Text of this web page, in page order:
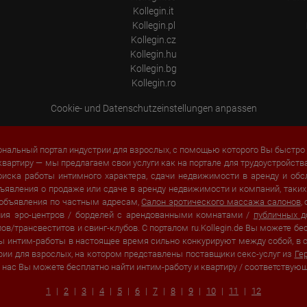
process, pseudonymous user profiles can be created from the processed
data. Google may also transfer this information to third parties where
required to do so by law, or where such third parties process the
information on Google's behalf. The IP address of users is shortened by
Google within member states of the European Union or in other
contracting states to the Agreement on the European Economic Area,
this means that all data is collected anonymously. Only in exceptional
cases will the full IP address be transmitted to a Google server in the USA
not merged with other data from Google.
collected on visitor behavior is as follows:
Language
Operating system
Device (PC, tablet PC or smartphone)
Browser and any add-ons used
Resolution of the computer
Visitor source (Facebook, search engine, or referring website)
Which files were downloaded?
Which videos were watched?
Were any advertising banners clicked?
Where did the visitor go? Did he click on other pages of the portal or
did he leave it completely?
How long did the visitor stay?
Place of processing:
Kollegin.it
Kollegin.pl
Kollegin.cz
Kollegin.hu
Kollegin.bg
Kollegin.ro
Cookie- und Datenschutzeinstellungen anpassen
портал индустрии для взрослых, с помощью которого Вы быстро
— мы предлагаем свои услуги как на портале для
работы интимного характера, сдачи недвижимости в аренду и
о продаже или сдаче в аренду недвижимости и компаний,
по частным адресам, Салон эротического массажа салонов,
эро-центров / борделей с арендованными комнатами / публичных
трансвеститов и свинг-клубов. С порталом ru.Kollegin.de Вы можете
работы в настоящее время сильно конкурируют между собой, в
для взрослых, на котором представлены поставщики секс-услуг из
нас Вы можете бесплатно найти интим-работу и квартиру /
1 2 3 4 5 6 7 8 9 10 11 12